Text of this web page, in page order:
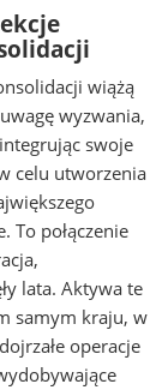
wiążą
wyzwania,
swoje
celu utworzenia
To połączenie
lata. Aktywa te
samym kraju, w
operacje